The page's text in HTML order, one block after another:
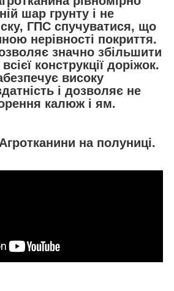
шар грунту і не
ГПС спучуватися, що
нерівності покриття.
значно збільшити
конструкції доріжок.
високу
і дозволяє не
калюж і ям.
на полуниці.